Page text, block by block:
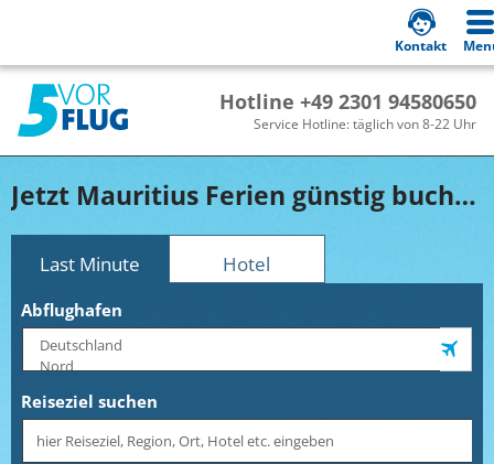
Hotline +49 2301 94580650
Service Hotline: täglich von 8-22 Uhr
Kontakt
Jetzt Mauritius Ferien günstig buchen!
Last Minute Hotel
Abflughafen
Reiseziel suchen